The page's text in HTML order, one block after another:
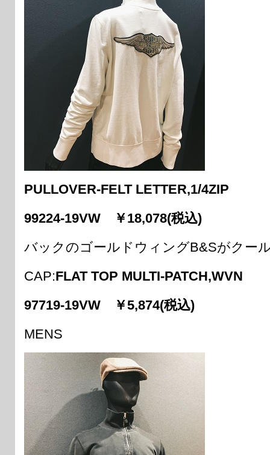
PULLOVER-FELT LETTER,1/4ZIP
99224-19VW ￥18,078(税込)
バックのゴールドウィングB&Sがクー
CAP:FLAT TOP MULTI-PATCH,WVN
97719-19VW ￥5,874(税込)
MENS